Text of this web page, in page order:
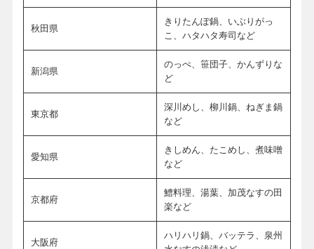
秋田県
きりたんぽ鍋、いぶりがっ
こ、ハタハタ寿司など
新潟県
のっぺ、笹団子、かんずりな
ど
東京都
深川めし、柳川鍋、ねぎま鍋
など
愛知県
きしめん、たこめし、煮味噌
など
京都府
鱧料理、湯葉、加茂なすの田
楽など
大阪府
ハリハリ鍋、バッテラ、泉州